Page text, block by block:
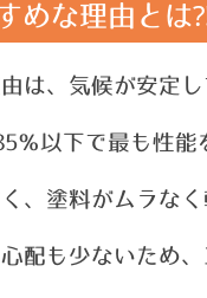
めな理由とは
は、気候が安定
％以下で最も性能
、塗料がムラなく
配も少ないため